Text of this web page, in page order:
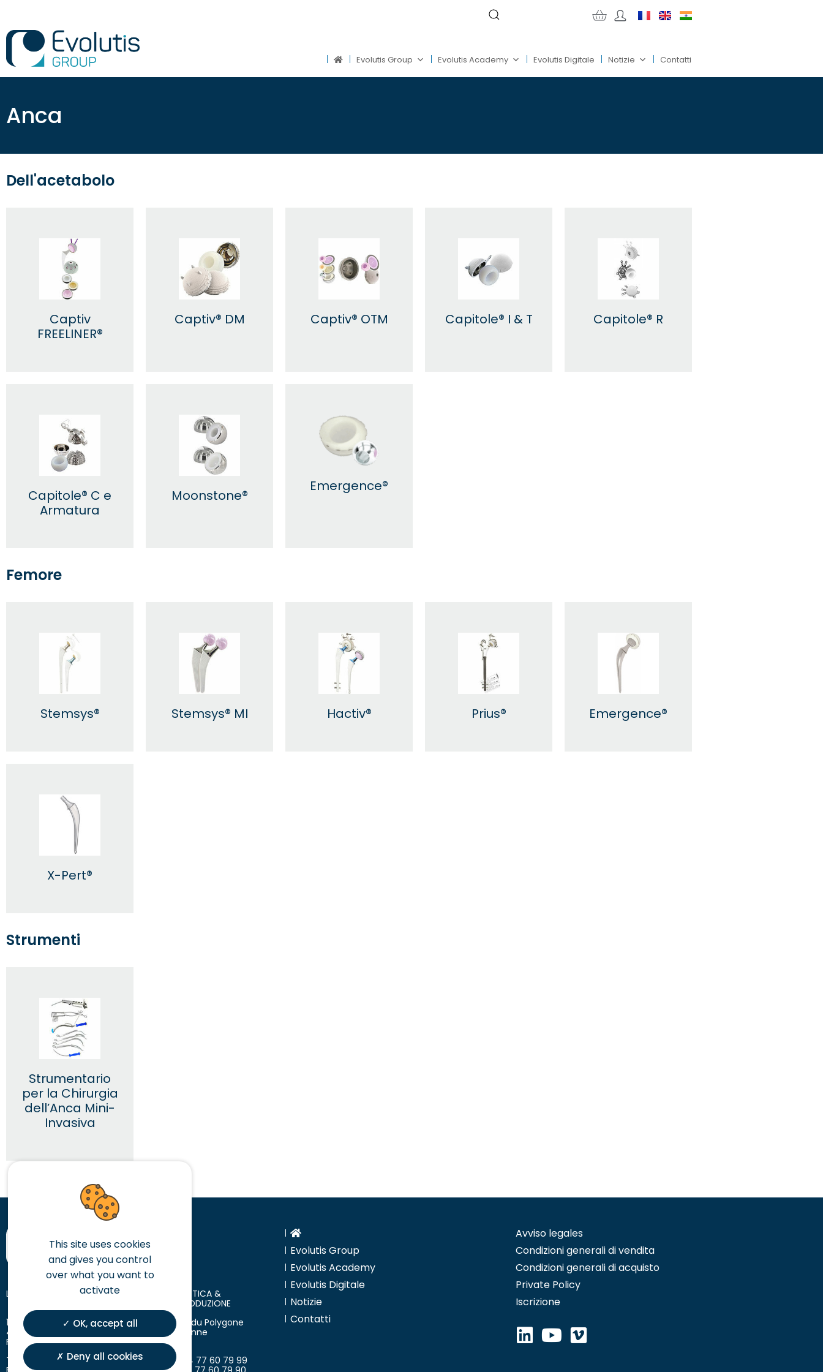
Evolutis Group Evolutis Academy Evolutis Digitale Notizie Contatti
Anca
Dell'acetabolo
Captiv
FREELINER®
Captiv® DM Captiv® OTM Capitole® I & T Capitole® R
Capitole® C e
Armatura
Moonstone®
Emergence®
Femore
Stemsys® Stemsys® MI Hactiv® Prius® Emergence®
X-Pert®
Strumenti
Strumentario
per la Chirurgia
dell’Anca Mini-
Invasiva
LA SEDE CENTRALE
10 place des Tuiliers
42720 Briennon
France
T. +33 (0)4 77 60 79 99
SEDE LOGISTICA &
SITO DI PRODUZIONE
18 avenue du Polygone
42300 Roanne
France
T. +33 (0)4 77 60 79 99
Evolutis Group
Evolutis Academy
Evolutis Digitale
Notizie
Contatti
Avviso legales
Condizioni generali di vendita
Condizioni generali di acquisto
Private Policy
Iscrizione
This site uses cookies
and gives you control
over what you want to
activate
OK, accept all
Deny all cookies